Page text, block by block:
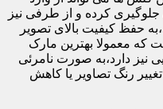
کرده و از طرفی نیز
حفظ کیفیت بالای تصویر
که معمولا بهترین مارک
نیز دارد،به صورت نامرئی
رنگ تصاویر یا کاهش